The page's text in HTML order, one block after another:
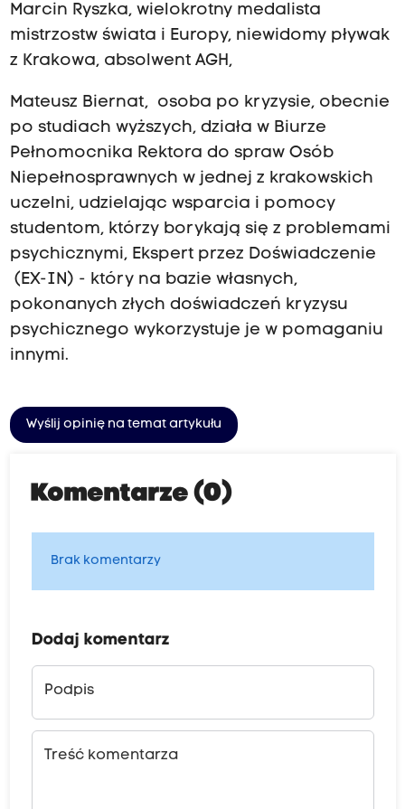
Marcin Ryszka, wielokrotny medalista
mistrzostw świata i Europy, niewidomy pływak
z Krakowa, absolwent AGH,
Mateusz Biernat, osoba po kryzysie, obecnie
po studiach wyższych, działa w Biurze
Pełnomocnika Rektora do spraw Osób
Niepełnosprawnych w jednej z krakowskich
uczelni, udzielając wsparcia i pomocy
studentom, którzy borykają się z problemami
psychicznymi, Ekspert przez Doświadczenie
(EX-IN) - który na bazie własnych,
pokonanych złych doświadczeń kryzysu
psychicznego wykorzystuje je w pomaganiu
innymi.
Wyślij opinię na temat artykułu
Komentarze (0)
Brak komentarzy
Dodaj komentarz
Podpis
Treść komentarza